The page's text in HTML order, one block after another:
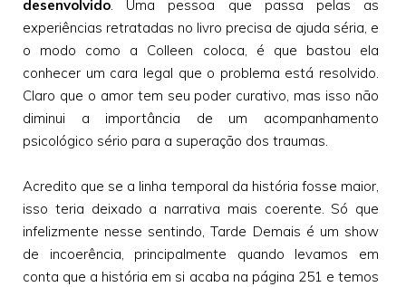
desenvolvido. Uma pessoa que passa pelas as
experiências retratadas no livro precisa de ajuda séria, e
o modo como a Colleen coloca, é que bastou ela
conhecer um cara legal que o problema está resolvido.
Claro que o amor tem seu poder curativo, mas isso não
diminui a importância de um acompanhamento
psicológico sério para a superação dos traumas.
Acredito que se a linha temporal da história fosse maior,
isso teria deixado a narrativa mais coerente. Só que
infelizmente nesse sentindo, Tarde Demais é um show
de incoerência, principalmente quando levamos em
conta que a história em si acaba na página 251 e temos